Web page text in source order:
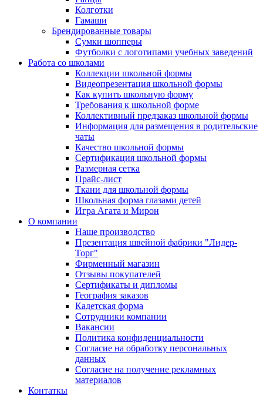
Колготки
Гамаши
Брендированные товары
Сумки шопперы
Футболки с логотипами учебных заведений
Работа со школами
Коллекции школьной формы
Видеопрезентация школьной формы
Как купить школьную форму
Требования к школьной форме
Коллективный предзаказ школьной формы
Информация для размещения в родительские
чаты
Качество школьной формы
Сертификация школьной формы
Размерная сетка
Прайс-лист
Ткани для школьной формы
Школьная форма глазами детей
Игра Агата и Мирон
О компании
Наше производство
Презентация швейной фабрики "Лидер-
Торг"
Фирменный магазин
Отзывы покупателей
Сертификаты и дипломы
География заказов
Кадетская форма
Сотрудники компании
Вакансии
Политика конфиденциальности
Согласие на обработку персональных
данных
Согласие на получение рекламных
материалов
Контаткы